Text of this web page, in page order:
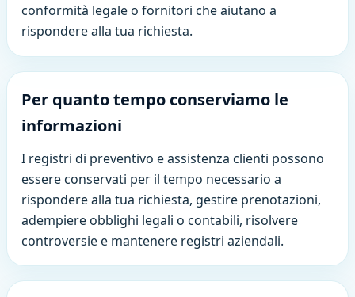
conformità legale o fornitori che aiutano a
rispondere alla tua richiesta.
Per quanto tempo conserviamo le
informazioni
I registri di preventivo e assistenza clienti possono
essere conservati per il tempo necessario a
rispondere alla tua richiesta, gestire prenotazioni,
adempiere obblighi legali o contabili, risolvere
controversie e mantenere registri aziendali.